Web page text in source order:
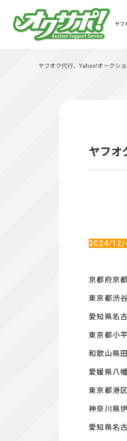
ヤフ
ヤフオク代行、Yahoo!オークシ
ヤフオ
2024/12/
京都府京
東京都渋
愛知県名
東京都小
和歌山県
愛媛県八
東京都港
神奈川県
愛知県名